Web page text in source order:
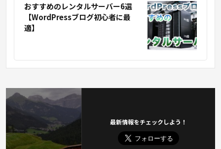
おすすめのレンタルサーバー6選
【WordPressブログ初心者に最
適】
最新情報をチェックしよう！